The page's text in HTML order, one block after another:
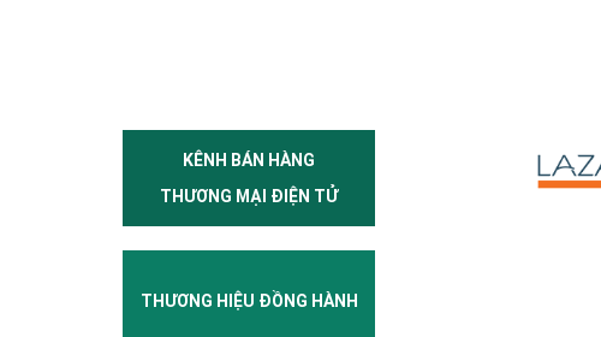
KÊNH BÁN HÀNG
THƯƠNG MẠI ĐIỆN TỬ
THƯƠNG HIỆU ĐỒNG HÀNH